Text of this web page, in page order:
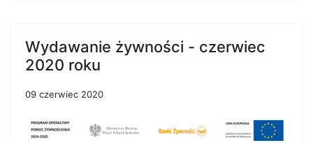
Wydawanie żywności - czerwiec
2020 roku
09 czerwiec 2020